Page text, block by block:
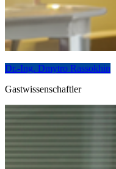
Dr.-Ing. Dmytro Rassokhin
Gastwissenschaftler